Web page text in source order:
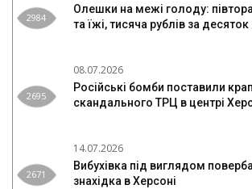
2984
Олешки на межі голоду: півтора
та їжі, тисяча рублів за
2695
08.07.2026
Російські бомби поставили
скандального ТРЦ в центрі
2671
14.07.2026
Вибухівка під виглядом
знахідка в Херсоні